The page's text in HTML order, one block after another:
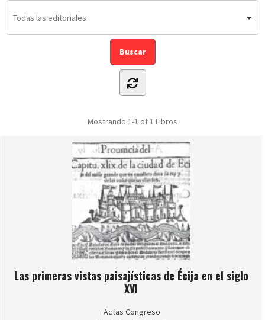
Mostrando 1-1 of 1 Libros
Las primeras vistas paisajísticas de Écija en el siglo
XVI
Actas Congreso